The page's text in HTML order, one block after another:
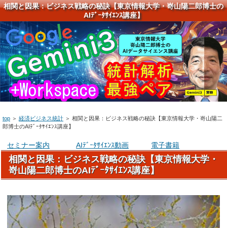
相関と因果：ビジネス戦略の秘訣【東京情報大学・嵜山陽二郎博士の
AIﾃﾞｰﾀｻｲｴﾝｽ講座】
top ＞ 経済ビジネス統計 ＞ 相関と因果：ビジネス戦略の秘訣【東京情報大学・嵜山陽二
郎博士のAIﾃﾞｰﾀｻｲｴﾝｽ講座】
セミナー案内 AIﾃﾞｰﾀｻｲｴﾝｽ動画 電子書籍
相関と因果：ビジネス戦略の秘訣【東京情報大学・
嵜山陽二郎博士のAIﾃﾞｰﾀｻｲｴﾝｽ講座】